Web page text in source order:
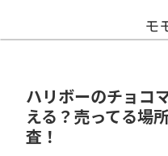
モ
ハリボーのチョコ
える？売ってる場
査！